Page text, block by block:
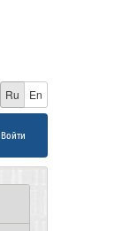
Ru En
Войти